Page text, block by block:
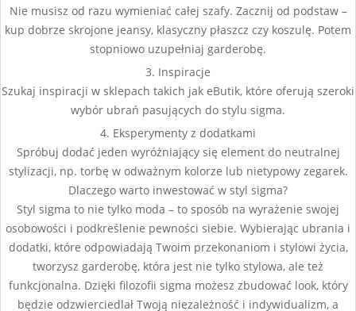
Nie musisz od razu wymieniać całej szafy. Zacznij od podstaw –
kup dobrze skrojone jeansy, klasyczny płaszcz czy koszulę. Potem
stopniowo uzupełniaj garderobę.
3. Inspiracje
Szukaj inspiracji w sklepach takich jak eButik, które oferują szeroki
wybór ubrań pasujących do stylu sigma.
4. Eksperymenty z dodatkami
Spróbuj dodać jeden wyróżniający się element do neutralnej
stylizacji, np. torbę w odważnym kolorze lub nietypowy zegarek.
Dlaczego warto inwestować w styl sigma?
Styl sigma to nie tylko moda – to sposób na wyrażenie swojej
osobowości i podkreślenie pewności siebie. Wybierając ubrania i
dodatki, które odpowiadają Twoim przekonaniom i stylowi życia,
tworzysz garderobę, która jest nie tylko stylowa, ale też
funkcjonalna. Dzięki filozofii sigma możesz zbudować look, który
będzie odzwierciedlał Twoją niezależność i indywidualizm, a